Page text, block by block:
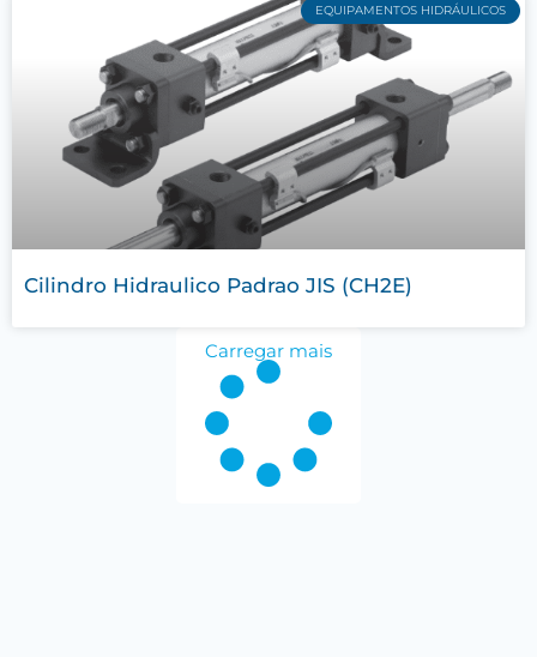
EQUIPAMENTOS HIDRÁULICOS
Cilindro Hidraulico Padrao JIS (CH2E)
Carregar mais